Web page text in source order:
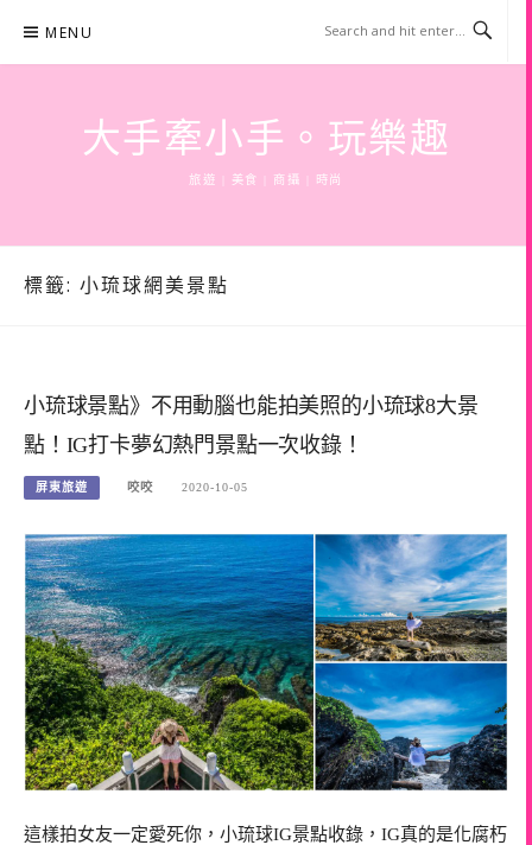
content
MENU
大手牽小手。玩樂趣
旅遊 | 美食 | 商攝 | 時尚
標籤: 小琉球網美景點
小琉球景點》不用動腦也能拍美照的小琉球8大景
點！IG打卡夢幻熱門景點一次收錄！
屏東旅遊 咬咬 2020-10-05
這樣拍女友一定愛死你，小琉球IG景點收錄，IG真的是化腐朽